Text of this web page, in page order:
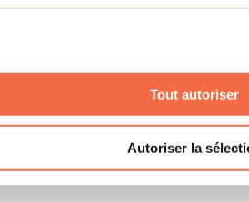
Tout autoriser
Autoriser la
sociaux